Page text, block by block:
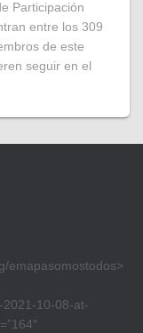
Participación
entre los 309
de este
seguir en el
emapasomostodos>
10-08-at-